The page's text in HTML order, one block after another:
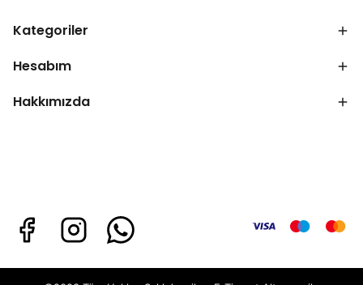
Kategoriler
Hesabım
Hakkımızda